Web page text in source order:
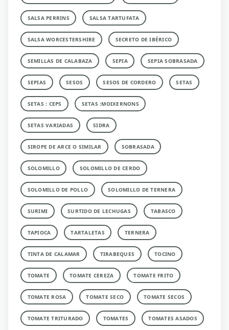
SALSA PERRINS SALSA TARTUFATA
SALSA WORCESTERSHIRE SECRETO DE IBÉRICO
SEMILLAS DE CALABAZA SEPIA SEPIA SOBRASADA
SEPIAS SESOS SESOS DE CORDERO SETAS
SETAS : CEPS SETAS :MOIXERNONS
SETAS VARIADAS SIDRA
SIROPE DE ARCE O SIMILAR SOBRASADA
SOLOMILLO SOLOMILLO DE CERDO
SOLOMILLO DE POLLO SOLOMILLO DE TERNERA
SURIMI SURTIDO DE LECHUGAS TABASCO
TAPIOCA TARTALETAS TERNERA
TINTA DE CALAMAR TIRABEQUES TOCINO
TOMATE TOMATE CEREZA TOMATE FRITO
TOMATE ROSA TOMATE SECO TOMATE SECOS
TOMATE TRITURADO TOMATES TOMATES ASADOS